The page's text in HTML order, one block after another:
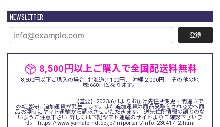
NEWSLETTER
登録
8,500円以上ご購入で全国配送料無料
8,500円以下ご購入の場合: 北海道:1,100円、 沖縄:2,000円、 その他の地
域:660円となります。
【重要】2023/6/1よりお届け先住所変更・間違いで
の転送時に追加運賃が発生します。また追加運賃は商品受取をされる方へ商
品お渡時にヤマト運輸から請求させいただきます。 送先住所情報の誤りのな
いようご注意下さい 詳しくは下記ヤマト運輸のサイトよりご確認下さいま
せ。 https://www.yamato-hd.co.jp/important/info_230417_2.html